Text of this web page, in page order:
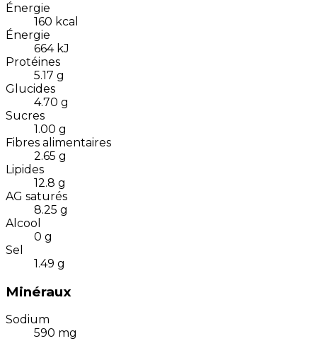
Énergie
160 kcal
Énergie
664 kJ
Protéines
5.17 g
Glucides
4.70 g
Sucres
1.00 g
Fibres alimentaires
2.65 g
Lipides
12.8 g
AG saturés
8.25 g
Alcool
0 g
Sel
1.49 g
Minéraux
Sodium
590 mg